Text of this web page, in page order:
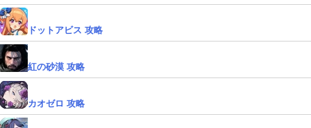
ドットアビス 攻略
紅の砂漠 攻略
カオゼロ 攻略